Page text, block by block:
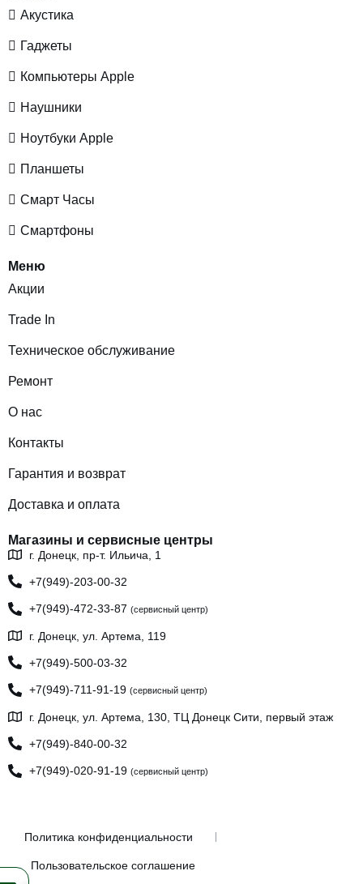
Акустика
Гаджеты
Компьютеры Apple
Наушники
Ноутбуки Apple
Планшеты
Смарт Часы
Смартфоны
Меню
Акции
Trade In
Техническое обслуживание
Ремонт
О нас
Контакты
Гарантия и возврат
Доставка и оплата
Магазины и сервисные центры
г. Донецк, пр-т. Ильича, 1
+7(949)-203-00-32
+7(949)-472-33-87(сервисный центр)
г. Донецк, ул. Артема, 119
+7(949)-500-03-32
+7(949)-711-91-19(сервисный центр)
г. Донецк, ул. Артема, 130, ТЦ Донецк Сити, первый этаж
+7(949)-840-00-32
+7(949)-020-91-19(сервисный центр)
Политика конфиденциальности
Пользовательское соглашение